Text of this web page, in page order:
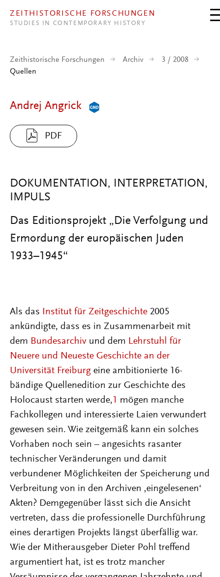
ZEITHISTORISCHE FORSCHUNGEN
STUDIES IN CONTEMPORARY HISTORY
Zeithistorische Forschungen Archiv
3 / 2008
Quellen
Andrej Angrick
PDF
DOKUMENTATION, INTERPRETATION,
IMPULS
Das Editionsprojekt „Die Verfolgung und
Ermordung der europäischen Juden
1933–1945“
Als das Institut für Zeitgeschichte 2005
ankündigte, dass es in Zusammenarbeit mit
dem Bundesarchiv und dem Lehrstuhl für
Neuere und Neueste Geschichte an der
Universität Freiburg eine ambitionierte 16-
bändige Quellenedition zur Geschichte des
Holocaust starten werde, 1 mögen manche
Fachkollegen und interessierte Laien verwundert
gewesen sein. Wie zeitgemäß kann ein solches
Vorhaben noch sein – angesichts rasanter
technischer Veränderungen und damit
verbundener Möglichkeiten der Speicherung und
Verbreitung von in den Archiven ‚eingelesenen‘
Akten? Demgegenüber lässt sich die Ansicht
vertreten, dass die professionelle Durchführung
eines derartigen Projekts längst überfällig war.
Wie der Mitherausgeber Dieter Pohl treffend
argumentiert hat, ist es trotz mancher